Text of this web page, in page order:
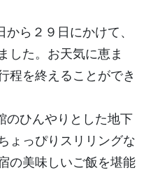
から２９日にかけて、
した。お天気に恵ま
程を終えることができ
のひんやりとした地下
ょっぴりスリリングな
の美味しいご飯を堪能